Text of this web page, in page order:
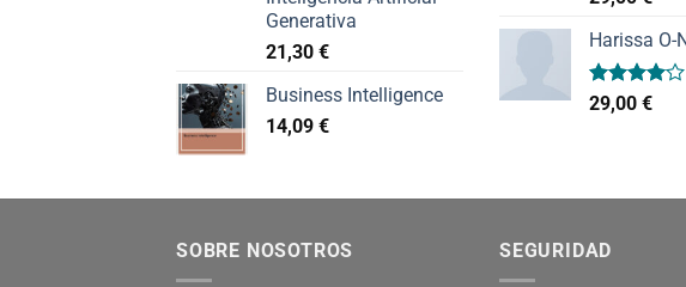
Generativa
21,30 €
Business Intelligence
14,09 €
con
3.50de
5Harissa O-
Valorado
con
29,00 €
SOBRE NOSOTROS SEGURIDAD